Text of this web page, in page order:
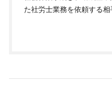
た社労士業務を依頼する相